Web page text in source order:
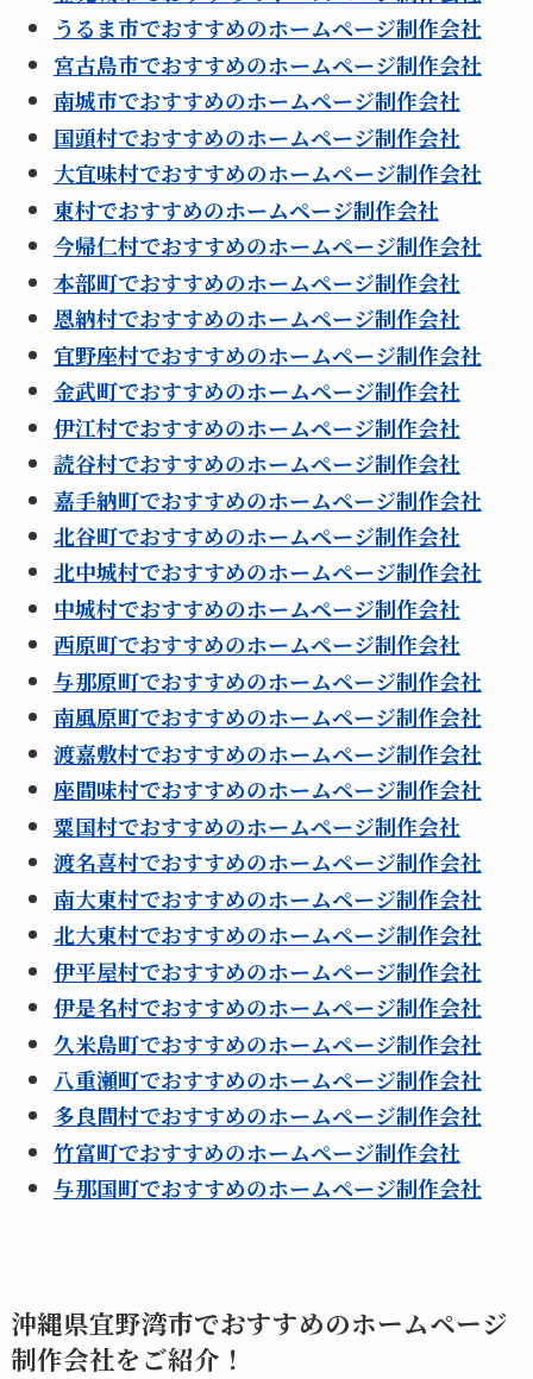
うるま市でおすすめのホームページ制作会社
宮古島市でおすすめのホームページ制作会社
南城市でおすすめのホームページ制作会社
国頭村でおすすめのホームページ制作会社
大宜味村でおすすめのホームページ制作会社
東村でおすすめのホームページ制作会社
今帰仁村でおすすめのホームページ制作会社
本部町でおすすめのホームページ制作会社
恩納村でおすすめのホームページ制作会社
宜野座村でおすすめのホームページ制作会社
金武町でおすすめのホームページ制作会社
伊江村でおすすめのホームページ制作会社
読谷村でおすすめのホームページ制作会社
嘉手納町でおすすめのホームページ制作会社
北谷町でおすすめのホームページ制作会社
北中城村でおすすめのホームページ制作会社
中城村でおすすめのホームページ制作会社
西原町でおすすめのホームページ制作会社
与那原町でおすすめのホームページ制作会社
南風原町でおすすめのホームページ制作会社
渡嘉敷村でおすすめのホームページ制作会社
座間味村でおすすめのホームページ制作会社
粟国村でおすすめのホームページ制作会社
渡名喜村でおすすめのホームページ制作会社
南大東村でおすすめのホームページ制作会社
北大東村でおすすめのホームページ制作会社
伊平屋村でおすすめのホームページ制作会社
伊是名村でおすすめのホームページ制作会社
久米島町でおすすめのホームページ制作会社
八重瀬町でおすすめのホームページ制作会社
多良間村でおすすめのホームページ制作会社
竹富町でおすすめのホームページ制作会社
与那国町でおすすめのホームページ制作会社
沖縄県宜野湾市でおすすめのホームページ
制作会社をご紹介！